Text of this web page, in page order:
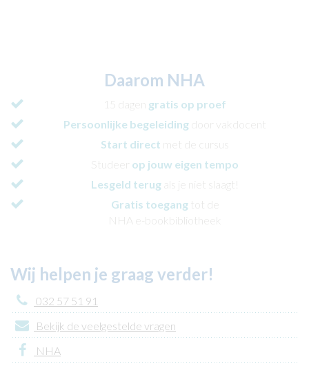
Daarom NHA
15 dagen gratis op proef
Persoonlijke begeleiding door vakdocent
Start direct met de cursus
Studeer op jouw eigen tempo
Lesgeld terug als je niet slaagt!
Gratis toegangtot de
NHA e-bookbibliotheek
Wij helpen je graag verder!
032 57 51 91
Bekijk de veelgestelde vragen
NHA